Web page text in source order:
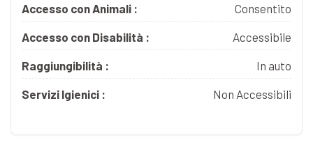
Accesso con Animali : Consentito
Accesso con Disabilità : Accessibile
Raggiungibilità : In auto
Servizi Igienici : Non Accessibili